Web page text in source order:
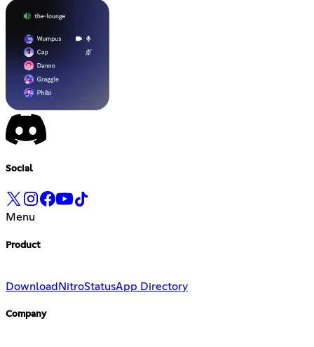
Social
Menu
Product
Download NitroStatusApp Directory
Company